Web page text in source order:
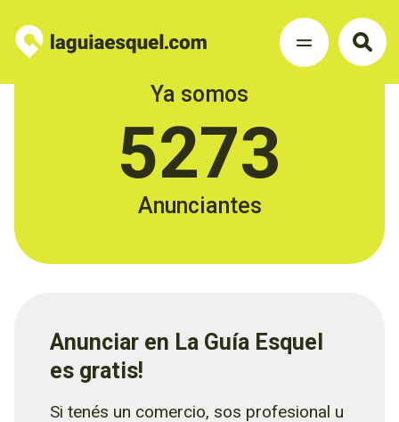
Ya somos
5273
Anunciantes
Anunciar en La Guía Esquel
es gratis!
Si tenés un comercio, sos profesional u